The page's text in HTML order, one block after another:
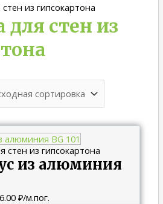
из гипсокартона
для стен из
стен из гипсокартона
из алюминия
₽
Диапазон
цен:
451.00 ₽
–
/м.пог.